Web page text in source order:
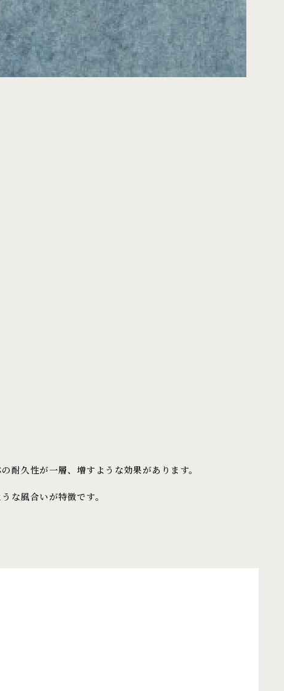
耐久性が一層、増すような効果があります。
な風合いが特徴です。